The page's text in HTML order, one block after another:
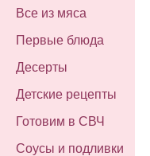
Все из мяса
Первые блюда
Десерты
Детские рецепты
Готовим в СВЧ
Соусы и подливки